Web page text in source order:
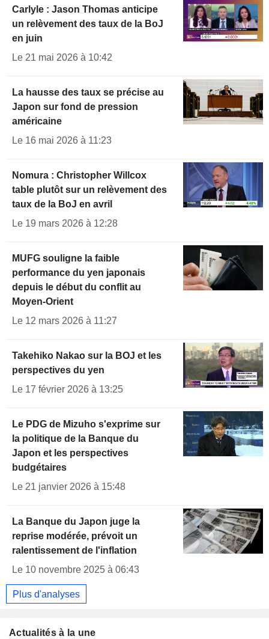
Carlyle : Jason Thomas anticipe
un relèvement des taux de la BoJ
en juin
Le 21 mai 2026 à 10:42
La hausse des taux se précise au
Japon sur fond de pression
américaine
Le 16 mai 2026 à 11:23
Nomura : Christopher Willcox
table plutôt sur un relèvement des
taux de la BoJ en avril
Le 19 mars 2026 à 12:28
MUFG souligne la faible
performance du yen japonais
depuis le début du conflit au
Moyen-Orient
Le 12 mars 2026 à 11:27
Takehiko Nakao sur la BOJ et les
perspectives du yen
Le 17 février 2026 à 13:25
Le PDG de Mizuho s'exprime sur
la politique de la Banque du
Japon et les perspectives
budgétaires
Le 21 janvier 2026 à 15:48
La Banque du Japon juge la
reprise modérée, prévoit un
ralentissement de l'inflation
Le 10 novembre 2025 à 06:43
Plus d'analyses
Actualités à la une